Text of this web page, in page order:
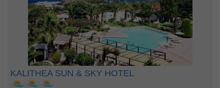
KALITHEA SUN & SKY HOTEL